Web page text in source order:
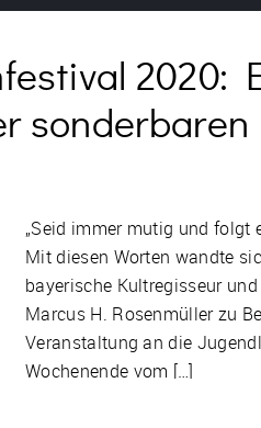
2020:
sonderbaren
„Seid immer mutig und folgt
Mit diesen Worten wandte
bayerische Kultregisseur
Marcus H. Rosenmüller zu
Veranstaltung an die
Wochenende vom […]